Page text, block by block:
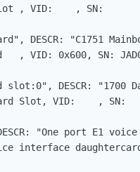
, VID:    , SN:
DESCR: "C1751
, VID: 0x600, SN:
slot:0", DESCR: "1700
Slot, VID:    , SN:
"One port E1
interface